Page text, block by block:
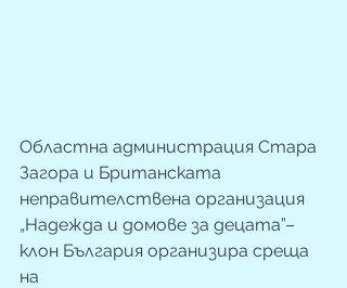
Областна администрация Стара
Загора и Британската
неправителствена организация
„Надежда и домове за децата”–
клон България организира среща
на